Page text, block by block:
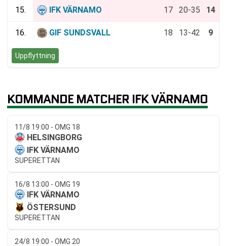
15. IFK VÄRNAMO 17 20-35 14
16. GIF SUNDSVALL 18 13-42 9
Uppflyttning
KOMMANDE MATCHER IFK VÄRNAMO
11/8 19:00 - OMG 18
HELSINGBORG
IFK VÄRNAMO
SUPERETTAN
16/8 13:00 - OMG 19
IFK VÄRNAMO
ÖSTERSUND
SUPERETTAN
24/8 19:00 - OMG 20